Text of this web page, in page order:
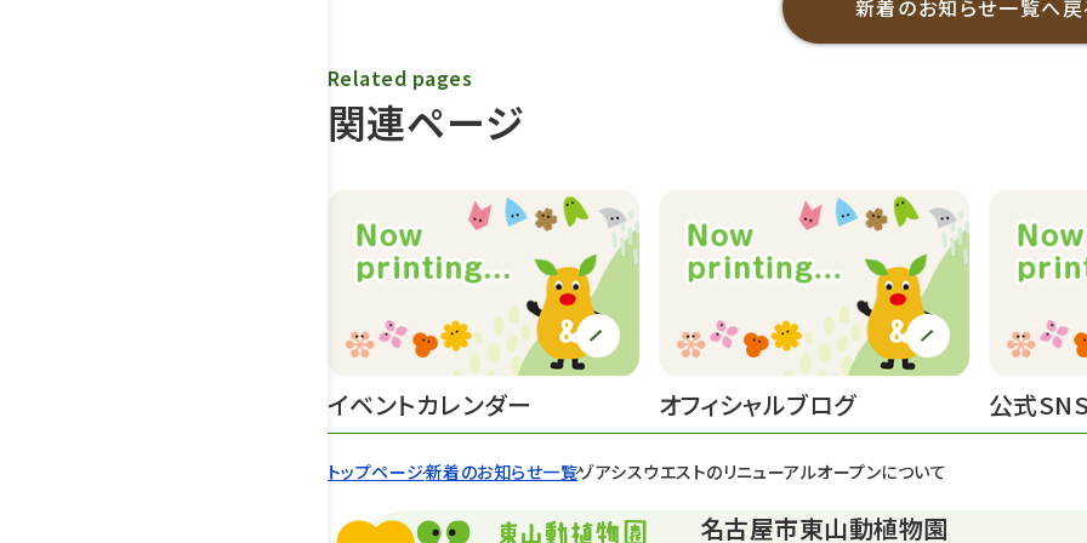
トップページ新着のお知らせ一覧ゾアシスウエストのリニューアルオープンについて
新着のお知らせ一覧へ
関連ページ
Related pages
イベントカレンダー オフィシャルブログ 公式
名古屋市東山動植物園